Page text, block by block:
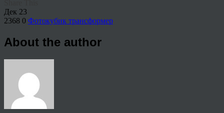
Дек 23
2368 0 Фотокубик трансформер
About the author